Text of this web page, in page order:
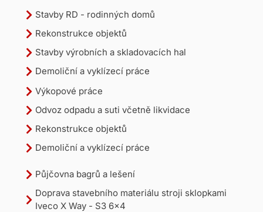
Stavby RD - rodinných domů
Rekonstrukce objektů
Stavby výrobních a skladovacích hal
Demoliční a vyklízecí práce
Výkopové práce
Odvoz odpadu a suti včetně likvidace
Rekonstrukce objektů
Demoliční a vyklízecí práce
Půjčovna bagrů a lešení
Doprava stavebního materiálu stroji sklopkami
Iveco X Way - S3 6x4